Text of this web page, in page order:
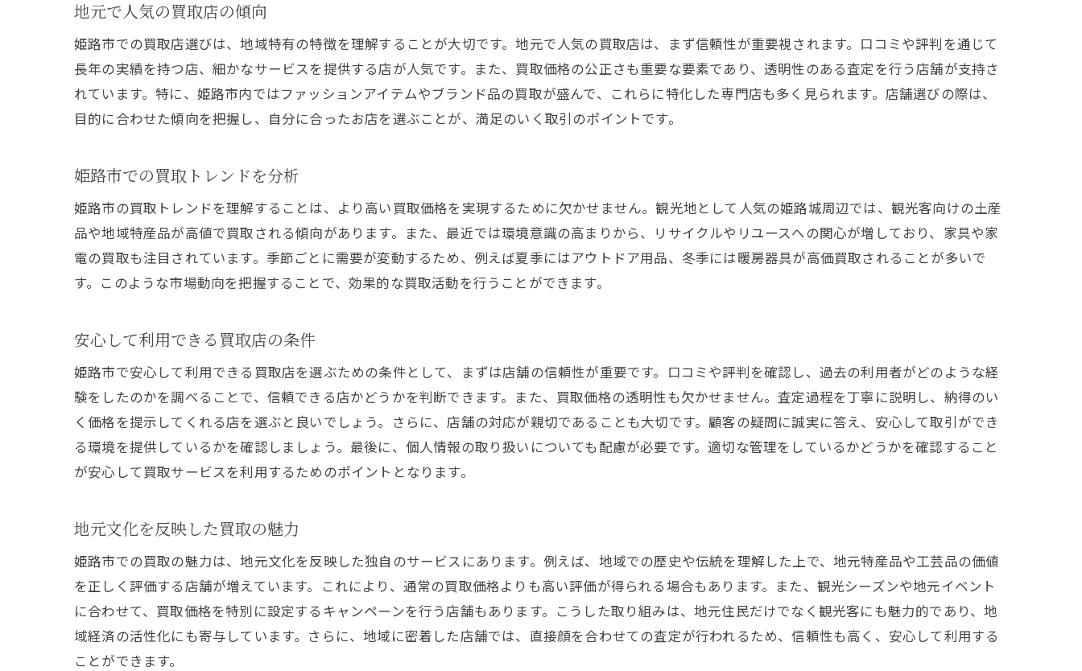
文化イベントと買取価格の関係
季節ごとの買取時期を見極める
姫路市ならではのシーズナル買取戦略
初めての買取に必要な知識
初心者向けの買取店選びの流れ
姫路市での買取初心者におすすめの店舗
店舗訪問前に確認すべき事項
地元の口コミを活用して姫路市で賢く買取店を選ぶ方法
口コミ情報の収集方法
地元の評判を活かした買取店選び
口コミの信憑性を判断するコツ
信頼できる口コミを見極める
観光シーズンの買取価格を知り尽くす姫路市の買取ガイド
観光シーズンと買取相場の関係
姫路市の観光スポットと買取価格の関連性
地元で人気の買取店の傾向
姫路市での買取店選びは、地域特有の特徴を理解することが大切です。地元で人気の買取店は、まず信頼性が重要視されます。口コミや評判を通じて
長年の実績を持つ店、細かなサービスを提供する店が人気です。また、買取価格の公正さも重要な要素であり、透明性のある査定を行う店舗が支持さ
れています。特に、姫路市内ではファッションアイテムやブランド品の買取が盛んで、これらに特化した専門店も多く見られます。店舗選びの際は、
目的に合わせた傾向を把握し、自分に合ったお店を選ぶことが、満足のいく取引のポイントです。
姫路市での買取トレンドを分析
姫路市の買取トレンドを理解することは、より高い買取価格を実現するために欠かせません。観光地として人気の姫路城周辺では、観光客向けの土産
品や地域特産品が高値で買取される傾向があります。また、最近では環境意識の高まりから、リサイクルやリユースへの関心が増しており、家具や家
電の買取も注目されています。季節ごとに需要が変動するため、例えば夏季にはアウトドア用品、冬季には暖房器具が高価買取されることが多いで
す。このような市場動向を把握することで、効果的な買取活動を行うことができます。
安心して利用できる買取店の条件
姫路市で安心して利用できる買取店を選ぶための条件として、まずは店舗の信頼性が重要です。口コミや評判を確認し、過去の利用者がどのような経
験をしたのかを調べることで、信頼できる店かどうかを判断できます。また、買取価格の透明性も欠かせません。査定過程を丁寧に説明し、納得のい
く価格を提示してくれる店を選ぶと良いでしょう。さらに、店舗の対応が親切であることも大切です。顧客の疑問に誠実に答え、安心して取引ができ
る環境を提供しているかを確認しましょう。最後に、個人情報の取り扱いについても配慮が必要です。適切な管理をしているかどうかを確認すること
が安心して買取サービスを利用するためのポイントとなります。
地元文化を反映した買取の魅力
姫路市での買取の魅力は、地元文化を反映した独自のサービスにあります。例えば、地域での歴史や伝統を理解した上で、地元特産品や工芸品の価値
を正しく評価する店舗が増えています。これにより、通常の買取価格よりも高い評価が得られる場合もあります。また、観光シーズンや地元イベント
に合わせて、買取価格を特別に設定するキャンペーンを行う店舗もあります。こうした取り組みは、地元住民だけでなく観光客にも魅力的であり、地
域経済の活性化にも寄与しています。さらに、地域に密着した店舗では、直接顔を合わせての査定が行われるため、信頼性も高く、安心して利用する
ことができます。